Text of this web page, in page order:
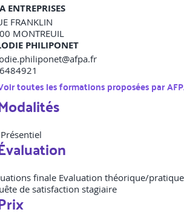
ENTREPRISES
FRANKLIN
MONTREUIL
PHILIPONET
toutes les formations proposées par
Présentiel
finale Evaluation théorique/
de satisfaction stagiaire